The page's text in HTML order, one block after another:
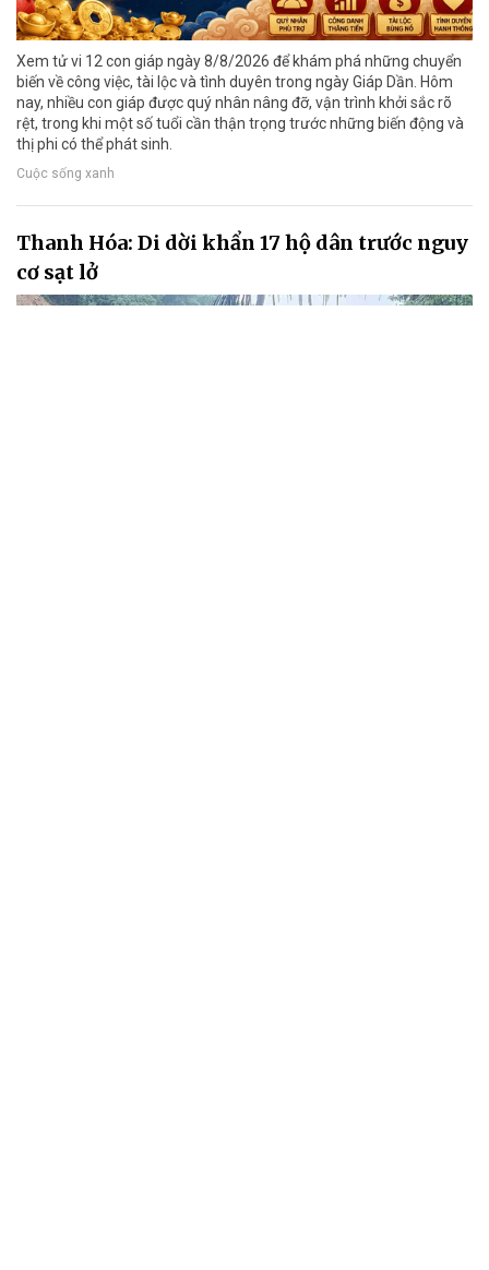
Xem tử vi 12 con giáp ngày 8/8/2026 để khám phá những chuyển
biến về công việc, tài lộc và tình duyên trong ngày Giáp Dần. Hôm
nay, nhiều con giáp được quý nhân nâng đỡ, vận trình khởi sắc rõ
rệt, trong khi một số tuổi cần thận trọng trước những biến động và
thị phi có thể phát sinh.
Cuộc sống xanh
Thanh Hóa: Di dời khẩn 17 hộ dân trước nguy
cơ sạt lở